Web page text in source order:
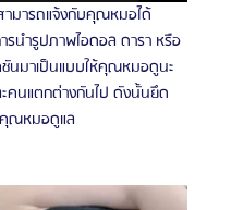
มารถแจ้งกับคุณหมอได้
รนำรูปภาพไอดอล ดารา หรือ
นมาเป็นแบบให้คุณหมอดูนะ
คนแตกต่างกันไป ดังนั้นยึด
คุณหมอดูแล